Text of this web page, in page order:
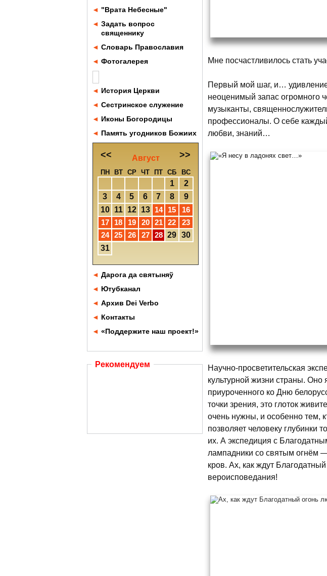
◄ "Врата Небесные"
◄ Задать вопрос
священнику
◄ Словарь Православия
◄ Фотогалерея
◄ История Церкви
◄ Сестринское служение
◄ Иконы Богородицы
◄ Память угодников Божиих
<< >>
Август
ПН ВТ СР ЧТ ПТ СБ ВС
1
2
3
4 5 6 7 8
9
10
11 12 13 14 15
16
17
18 19 20 21 22
23
24
25 26 27 28 29 30
31
◄ Дарога да святыняў
◄ Ютубканал
◄ Архив Dei Verbo
◄ Контакты
◄ «Поддержите наш проект!»
Рекомендуем
Мне посчастливилось стать
Первый мой шаг, и…
неоценимый запас огромного
музыканты,
профессионалы. О себе
любви, знаний…
Научно-просветительская
культурной жизни страны. Оно
приуроченного ко Дню
точки зрения, это глоток
очень нужны, и особенно тем,
позволяет человеку глубинки
их. А экспедиция с
лампадники со святым огнём
кров. Ах, как ждут
вероисповедания!